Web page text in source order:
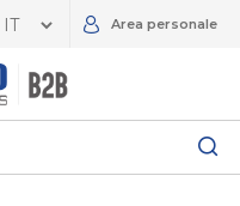
Area personale